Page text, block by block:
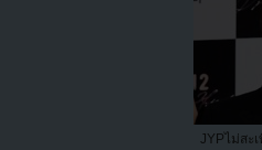
JYPไม่สะ